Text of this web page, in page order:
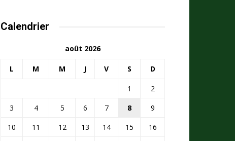
Calendrier
août 2026
L M M J V S D
1
2
3
4 5 6 7 8
9
10
11 12 13 14 15
16